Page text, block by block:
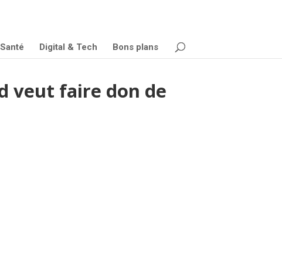
Santé Digital & Tech Bons plans
veut faire don de